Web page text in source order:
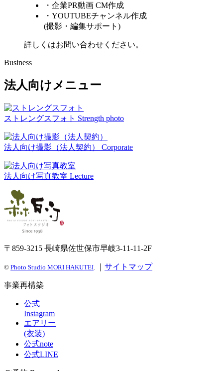
・企業PR動画 CM作成
・YOUTUBEチャンネル作成
(撮影・編集サポート)
詳しくはお問い合わせください。
Business
法人向けメニュー
ストレングスフォト Strength photo
法人向け撮影（法人契約） Corporate
法人向け写真教室 Lecture
〒859-3215 長崎県佐世保市早岐3-11-11-2F
© Photo Studio MORI HAKUTEI. サイトマップ
事業再構築
公式
Instagram
エアリー
(衣装)
公式note
公式LINE